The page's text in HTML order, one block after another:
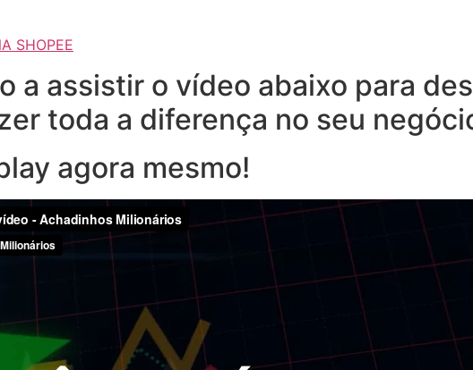
SHOPEE
a assistir o vídeo abaixo para
toda a diferença no seu
agora mesmo!